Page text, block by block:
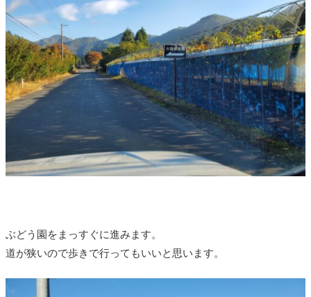
ぶどう園をまっすぐに進みます。
道が狭いので歩きで行ってもいいと思います。